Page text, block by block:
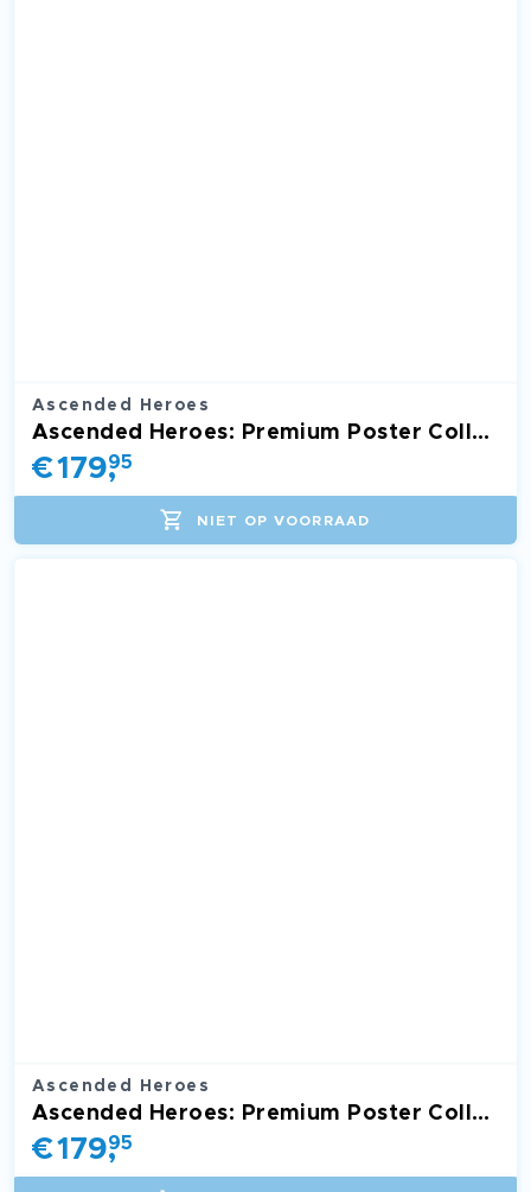
Ascended Heroes
Ascended Heroes: Premium Poster Collection: Mega Gardevoir
€179,
95
NIET OP VOORRAAD
Ascended Heroes
Ascended Heroes: Premium Poster Collection: Mega Lucario
€179,
95